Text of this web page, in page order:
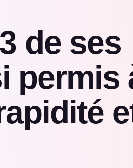
de ses
permis